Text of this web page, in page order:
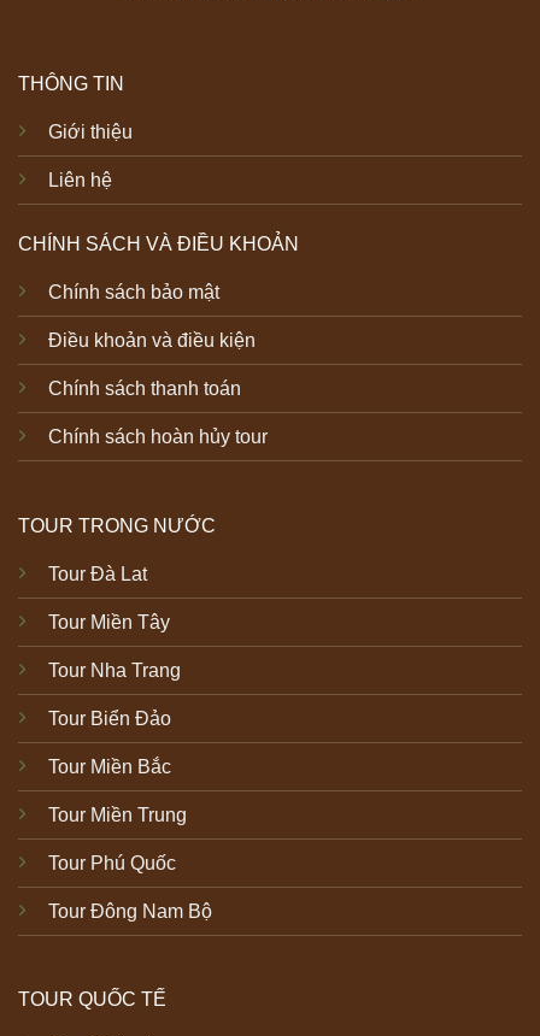
THÔNG TIN
Giới thiệu
Liên hệ
CHÍNH SÁCH VÀ ĐIỀU KHOẢN
Chính sách bảo mật
Điều khoản và điều kiện
Chính sách thanh toán
Chính sách hoàn hủy tour
TOUR TRONG NƯỚC
Tour Đà Lat
Tour Miền Tây
Tour Nha Trang
Tour Biển Đảo
Tour Miền Bắc
Tour Miền Trung
Tour Phú Quốc
Tour Đông Nam Bộ
TOUR QUỐC TẾ